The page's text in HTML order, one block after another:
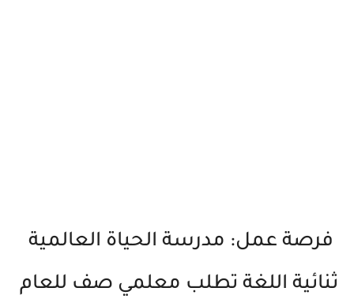
فرصة عمل: مدرسة الحياة العالمية
ثنائية اللغة تطلب معلمي صف للعام